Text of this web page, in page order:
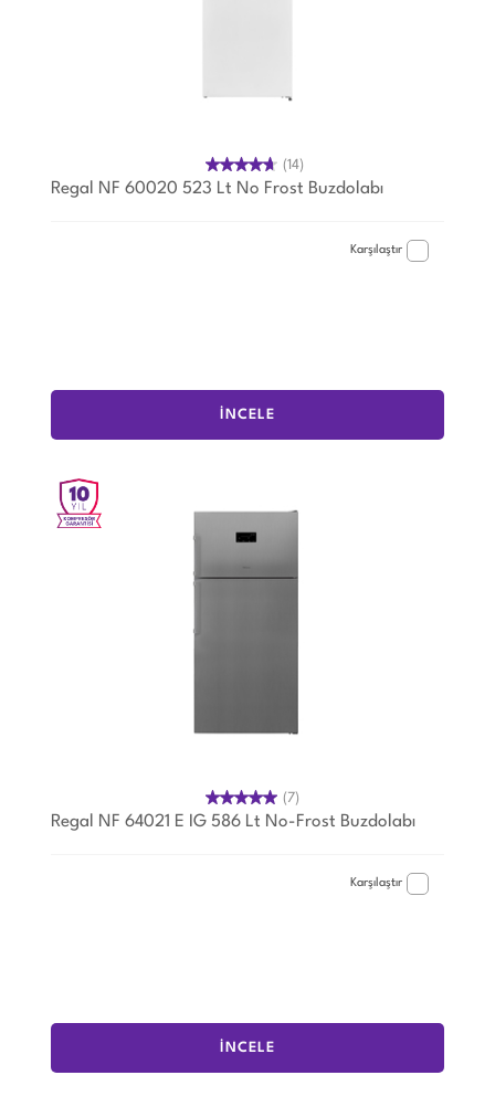
(14)
Regal NF 60020 523 Lt No Frost Buzdolabı
Karşılaştır
İNCELE
(7)
Regal NF 64021 E IG 586 Lt No-Frost Buzdolabı
Karşılaştır
İNCELE